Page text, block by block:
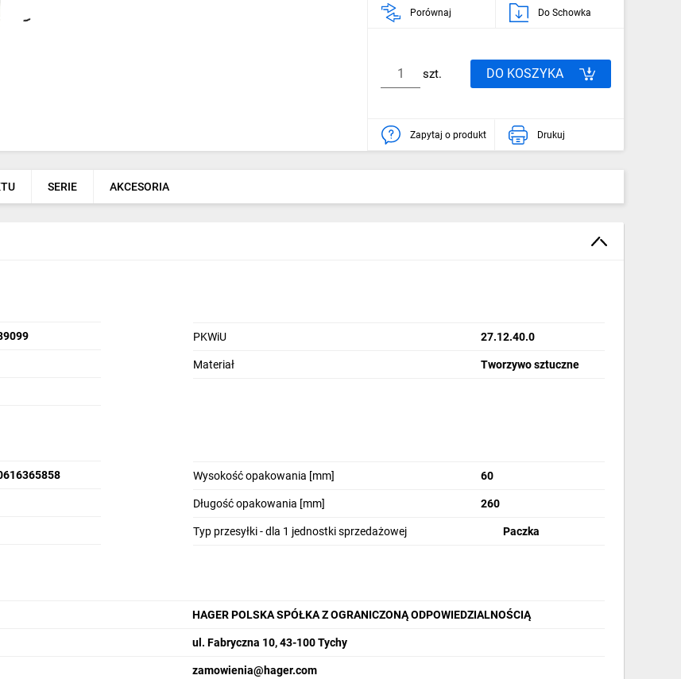
Porównaj Do Schowka
szt. DO KOSZYKA
Zapytaj o produkt Drukuj
SERIE AKCESORIA
PKWiU 27.12.40.0
Materiał Tworzywo sztuczne
Wysokość opakowania [mm] 60
Długość opakowania [mm] 260
Typ przesyłki - dla 1 jednostki sprzedażowej Paczka
HAGER POLSKA SPÓŁKA Z OGRANICZONĄ ODPOWIEDZIALNOŚCIĄ
ul. Fabryczna 10, 43-100 Tychy
zamowienia@hager.com